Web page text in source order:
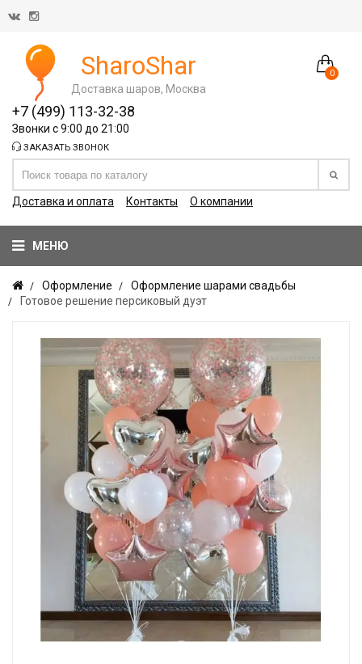
0
SharoShar
Доставка шаров, Москва
+7 (499) 113-32-38
Звонки с 9:00 до 21:00
ЗАКАЗАТЬ ЗВОНОК
Доставка и оплата Контакты О компании
МЕНЮ
Оформление
Оформление шарами свадьбы
Готовое решение персиковый дуэт